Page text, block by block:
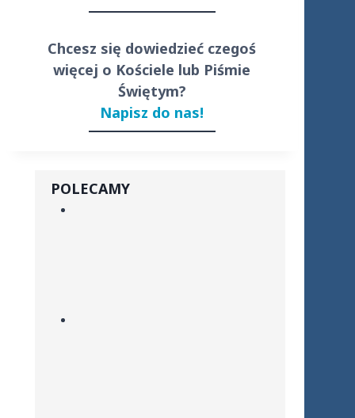
Chcesz się dowiedzieć czegoś
więcej o Kościele lub Piśmie
Świętym?
Napisz do nas!
POLECAMY